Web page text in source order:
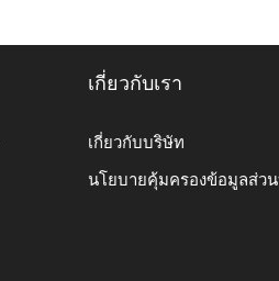
เกี่ยวกับเรา
เกี่ยวกับบริษัท
นโยบายคุ้มครองข้อมูลส่ว